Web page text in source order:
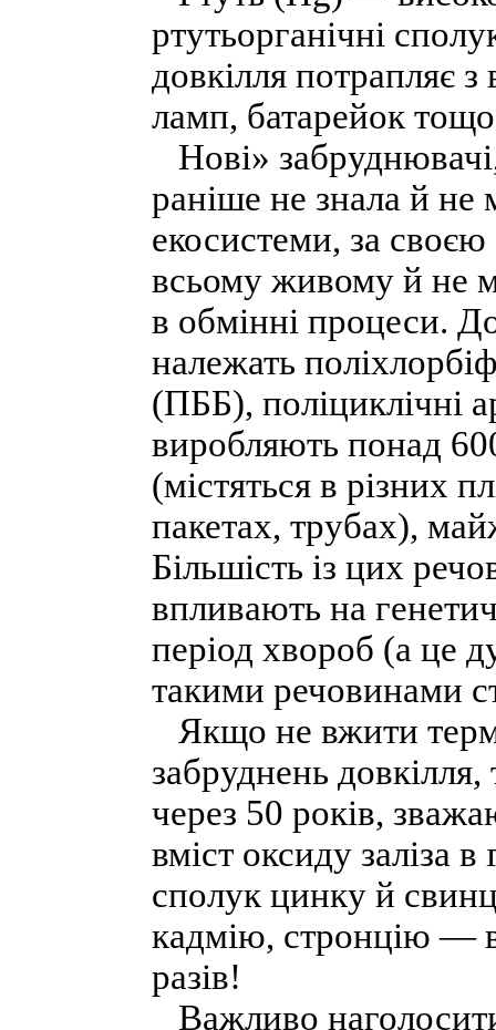
ртутьорганічні
довкілля потрапляє
ламп, батарейок
Нові»
раніше не знала й не
екосистеми, за
всьому живому й не
в обмінні процеси.
належать
(ПББ), поліциклічні
виробляють понад
(містяться в різних
пакетах, трубах),
Більшість із цих
впливають на
період хвороб (а це
такими речовинами
Якщо не вжити
забруднень довкілля,
через 50 років,
вміст оксиду заліза
сполук цинку й
кадмію, стронцію —
разів!
Важливо